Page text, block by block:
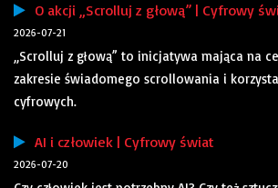
O akcji „Scrolluj z głową” | Cyfrowy
2026-07-21
„Scrolluj z głową” to inicjatywa mająca na
zakresie świadomego scrollowania i
cyfrowych.
AI i człowiek | Cyfrowy świat
2026-07-20